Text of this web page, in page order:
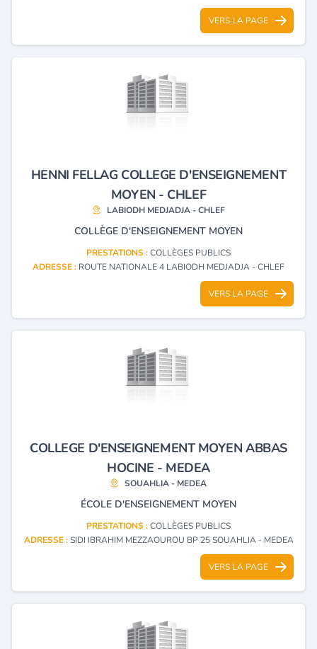
VERS LA PAGE
HENNI FELLAG COLLEGE D'ENSEIGNEMENT
MOYEN - CHLEF
LABIODH MEDJADJA - CHLEF
COLLÈGE D'ENSEIGNEMENT MOYEN
PRESTATIONS :COLLÈGES PUBLICS
ADRESSE : ROUTE NATIONALE 4 LABIODH MEDJADJA - CHLEF
VERS LA PAGE
COLLEGE D'ENSEIGNEMENT MOYEN ABBAS
HOCINE - MEDEA
SOUAHLIA - MEDEA
ÉCOLE D'ENSEIGNEMENT MOYEN
PRESTATIONS :COLLÈGES PUBLICS
ADRESSE :SIDI IBRAHIM MEZZAOUROU BP 25 SOUAHLIA - MEDEA
VERS LA PAGE